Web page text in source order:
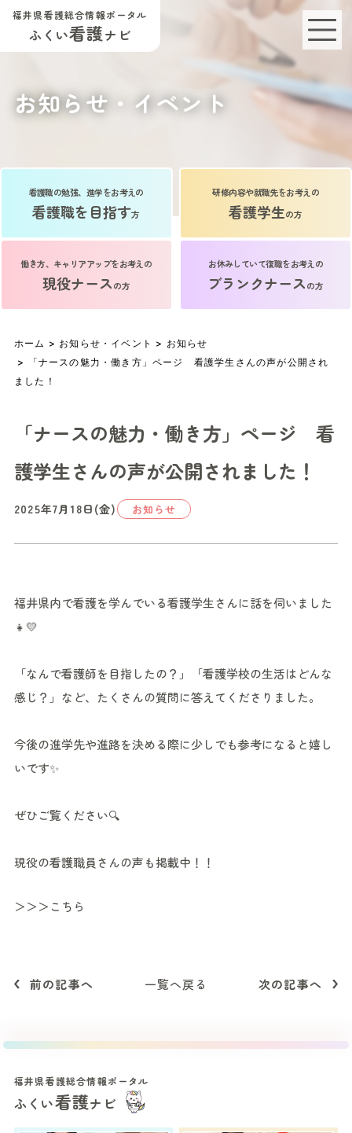
福井県看護総合情報ポータル
ふくい看護ナビ
お知らせ・イベント
看護職の勉強、進学をお考えの
看護職を目指す方
研修内容や就職先をお考えの
看護学生の方
働き方、キャリアアップをお考えの
現役ナースの方
お休みしていて復職をお考えの
ブランクナースの方
ホーム > お知らせ・イベント > お知らせ
> 「ナースの魅力・働き方」ページ 看護学生さんの声が公開され
ました！
「ナースの魅力・働き方」ページ 看
護学生さんの声が公開されました！
2025年7月18日(金) お知らせ
福井県内で看護を学んでいる看護学生さんに話を伺いました
👧💛
「なんで看護師を目指したの？」「看護学校の生活はどんな
感じ？」など、たくさんの質問に答えてくださりました。
今後の進学先や進路を決める際に少しでも参考になると嬉し
いです✨
ぜひご覧ください🔍
現役の看護職員さんの声も掲載中！！
＞＞＞こちら
前の記事へ 一覧へ戻る 次の記事へ
福井県看護総合情報ポータル
ふくい看護ナビ